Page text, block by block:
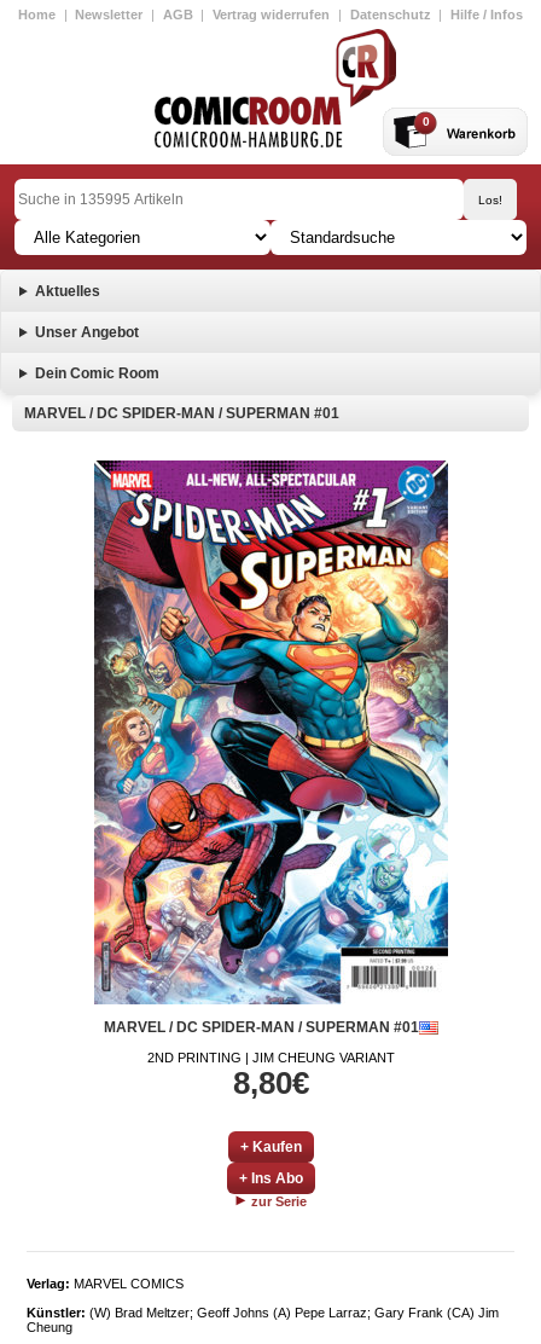
Home | Newsletter | AGB | Vertrag widerrufen | Datenschutz | Hilfe / Infos
0
Aktuelles
Unser Angebot
Dein Comic Room
MARVEL / DC SPIDER-MAN / SUPERMAN #01
MARVEL / DC SPIDER-MAN / SUPERMAN #01
2ND PRINTING | JIM CHEUNG VARIANT
8,80€
+ Kaufen
+ Ins Abo
zur Serie
Verlag: MARVEL COMICS
Künstler: (W) Brad Meltzer; Geoff Johns (A) Pepe Larraz; Gary Frank (CA) Jim
Cheung